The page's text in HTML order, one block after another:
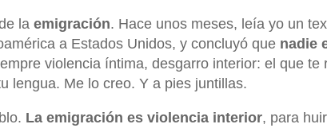
la emigración. Hace unos meses, leía yo un
a Estados Unidos, y concluyó que nadie
violencia íntima, desgarro interior: el que te
lengua. Me lo creo. Y a pies juntillas.
La emigración es violencia interior, para